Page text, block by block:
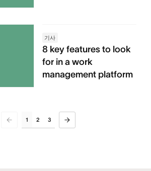
기사
8 key features to look
for in a work
management platform
1 2 3